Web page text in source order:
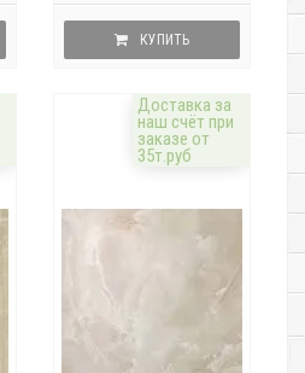
КУПИТЬ
Доставка за
наш счёт при
заказе от
35т.руб